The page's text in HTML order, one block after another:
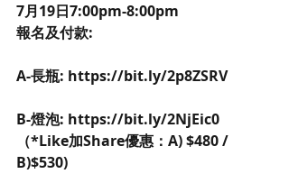
7月19日7:00pm-8:00pm
報名及付款:
A-長瓶: https://bit.ly/2p8ZSRV
B-燈泡: https://bit.ly/2NjEic0
（*Like加Share優惠：A) $480 /
B)$530)